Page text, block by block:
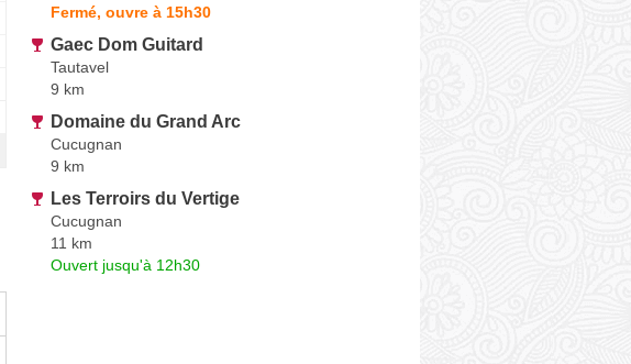
Fermé, ouvre à 15h30
Gaec Dom Guitard
Tautavel
9 km
Domaine du Grand Arc
Cucugnan
9 km
Les Terroirs du Vertige
Cucugnan
11 km
Ouvert jusqu'à 12h30